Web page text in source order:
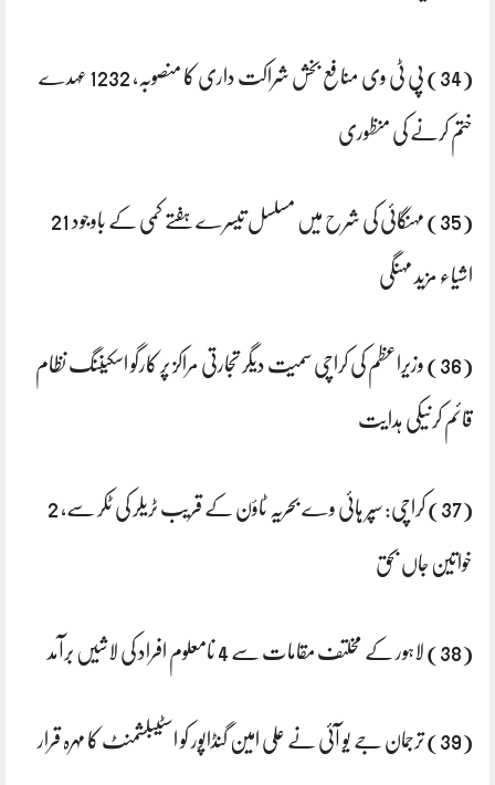
(34) پی ٹی وی منافع بخش شراکت داری کا منصوبہ، 1232 عہدے
ختم کرنے کی منظوری
(35) مہنگائی کی شرح میں مسلسل تیسرے ہفتے کمی کے باوجود 21
اشیاء مزید مہنگی
(36) وزیراعظم کی کراچی سمیت دیگر تجارتی مراکز پر کارگو اسکیننگ نظام
قائم کرنیکی ہدایت
(37) کراچی: سپر ہائی وے بحریہ ٹاؤن کے قریب ٹریلر کی ٹکر سے، 2
خواتین جاں بحق
(38) لاہور کے مخلتف مقامات سے 4 نامعلوم افراد کی لاشیں برآمد
(39) ترجمان جے یو آئی نے علی امین گنڈاپور کو اسٹیبلشمنٹ کا مہرہ قرار